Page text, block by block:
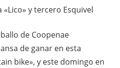
y tercero Esquivel
de Coopenae
de ganar en esta
bike», y este domingo en